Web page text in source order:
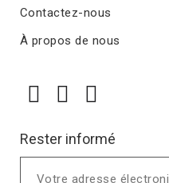
Contactez-nous
À propos de nous
Rester informé